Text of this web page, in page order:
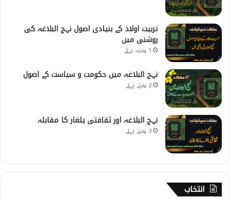
تربیت اولاد کے بنیادی اصول نہج البلاغہ کی
روشنی میں
1 ہفتہ پہلے
نہج البلاغہ میں حکومت و سیاست کے اصول
2 ہفتے پہلے
نہج البلاغہ اور ثقافتی یلغار کا مقابلہ
3 ہفتے پہلے
انتخاب